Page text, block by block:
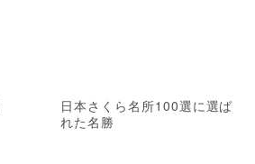
日本さくら名所100選に選ば
れた名勝